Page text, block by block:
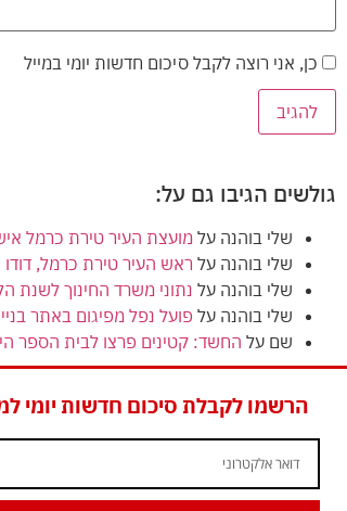
כן, אני רוצה לקבל סיכום חדשות יומי במייל
גולשים הגיבו גם על:
שלי בוהנה על מועצת העיר טירת כרמל אישרה את
שלי בוהנה על ראש העיר טירת כרמל,
שלי בוהנה על נתוני משרד החינוך לשנת הלימודים תשפ"ד (2024) מציגים
שלי בוהנה על פועל נפל מפיגום באתר
שם על החשד: קטינים פרצו לבית הספר
הרשמו לקבלת סיכום חדשות יומי